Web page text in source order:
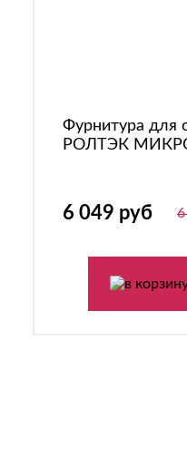
Фурнитура для
РОЛТЭК
6 049 руб